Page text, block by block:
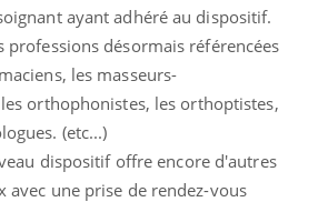
ayant adhéré au dispositif.
professions désormais référencées
les masseurs-
orthophonistes, les orthoptistes,
(etc...)
dispositif offre encore d'autres
avec une prise de rendez-vous